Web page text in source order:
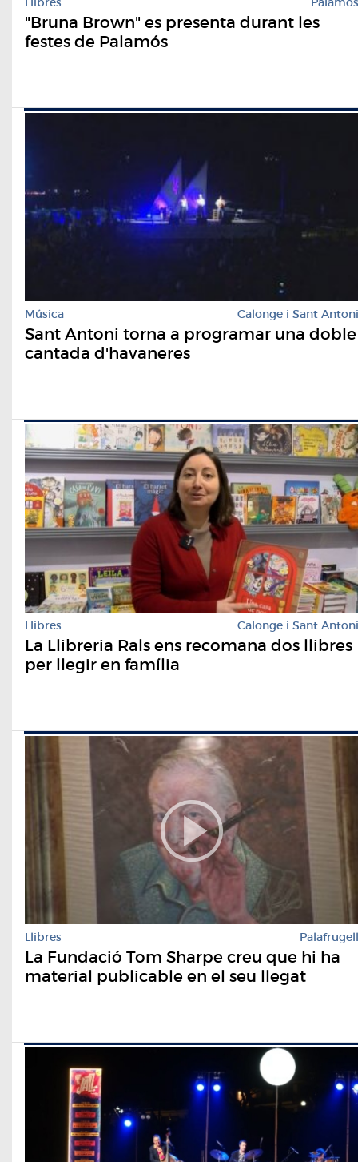
"Bruna Brown" es presenta durant les
festes de Palamós
Música Calonge i Sant Antoni
Sant Antoni torna a programar una doble
cantada d'havaneres
Llibres Calonge i Sant Antoni
La Llibreria Rals ens recomana dos llibres
per llegir en família
Llibres Palafrugell
La Fundació Tom Sharpe creu que hi ha
material publicable en el seu llegat